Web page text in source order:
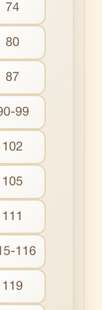
74
80
87
99
102
105
111
116
119